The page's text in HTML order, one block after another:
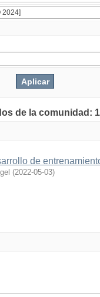
de la comunidad:
de
(2022-05-03)